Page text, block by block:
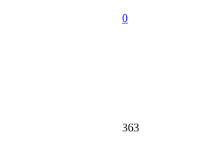
0
363